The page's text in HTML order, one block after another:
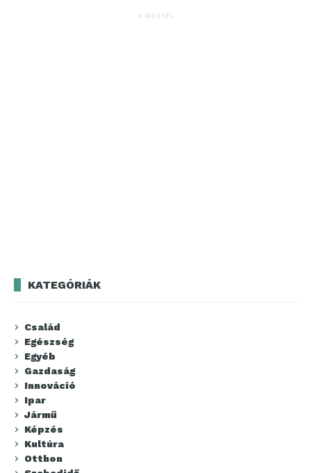
HIRDETÉS
KATEGÓRIÁK
Család
Egészség
Egyéb
Gazdaság
Innováció
Ipar
Jármű
Képzés
Kultúra
Otthon